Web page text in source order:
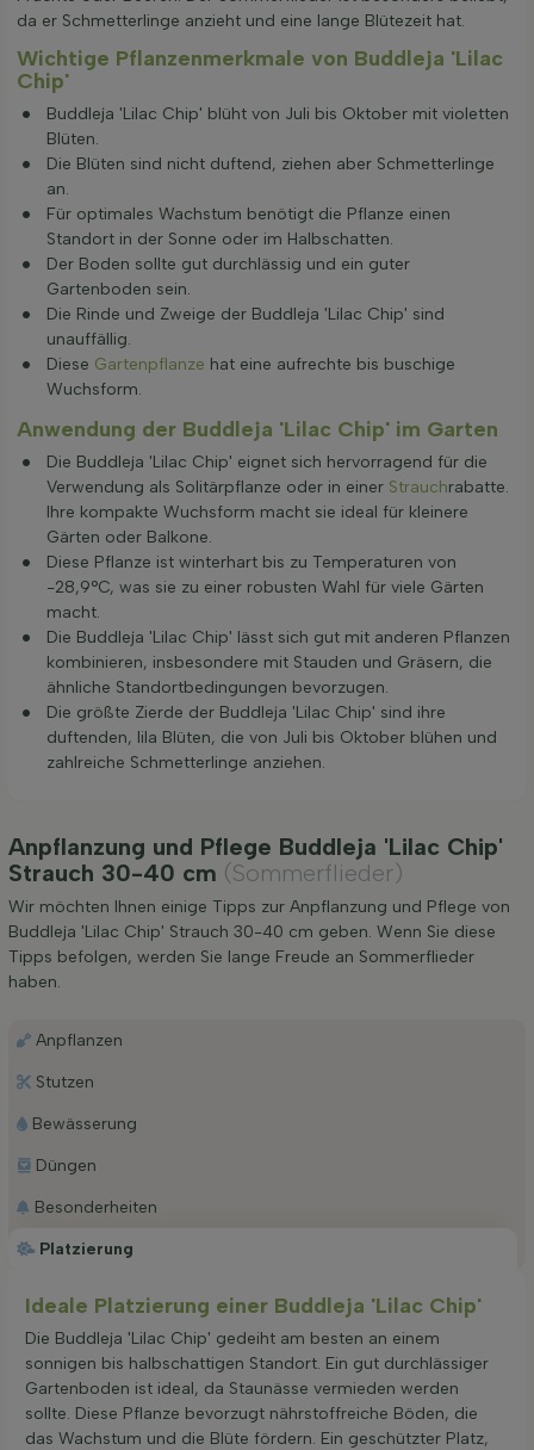
da er Schmetterlinge anzieht und eine lange Blütezeit hat.
Wichtige Pflanzenmerkmale von Buddleja 'Lilac
Chip'
Buddleja 'Lilac Chip' blüht von Juli bis Oktober mit violetten
Blüten.
Die Blüten sind nicht duftend, ziehen aber Schmetterlinge
an.
Für optimales Wachstum benötigt die Pflanze einen
Standort in der Sonne oder im Halbschatten.
Der Boden sollte gut durchlässig und ein guter
Gartenboden sein.
Die Rinde und Zweige der Buddleja 'Lilac Chip' sind
unauffällig.
Diese Gartenpflanze hat eine aufrechte bis buschige
Wuchsform.
Anwendung der Buddleja 'Lilac Chip' im Garten
Die Buddleja 'Lilac Chip' eignet sich hervorragend für die
Verwendung als Solitärpflanze oder in einer Strauchrabatte.
Ihre kompakte Wuchsform macht sie ideal für kleinere
Gärten oder Balkone.
Diese Pflanze ist winterhart bis zu Temperaturen von
-28,9°C, was sie zu einer robusten Wahl für viele Gärten
macht.
Die Buddleja 'Lilac Chip' lässt sich gut mit anderen Pflanzen
kombinieren, insbesondere mit Stauden und Gräsern, die
ähnliche Standortbedingungen bevorzugen.
Die größte Zierde der Buddleja 'Lilac Chip' sind ihre
duftenden, lila Blüten, die von Juli bis Oktober blühen und
zahlreiche Schmetterlinge anziehen.
Anpflanzung und Pflege Buddleja 'Lilac Chip'
Strauch 30-40 cm (Sommerflieder)
Wir möchten Ihnen einige Tipps zur Anpflanzung und Pflege von
Buddleja 'Lilac Chip' Strauch 30-40 cm geben. Wenn Sie diese
Tipps befolgen, werden Sie lange Freude an Sommerflieder
haben.
Platzierung
Anpflanzen
Stutzen
Bewässerung
Düngen
Besonderheiten
Ideale Platzierung einer Buddleja 'Lilac Chip'
Die Buddleja 'Lilac Chip' gedeiht am besten an einem
sonnigen bis halbschattigen Standort. Ein gut durchlässiger
Gartenboden ist ideal, da Staunässe vermieden werden
sollte. Diese Pflanze bevorzugt nährstoffreiche Böden, die
das Wachstum und die Blüte fördern. Ein geschützter Platz,